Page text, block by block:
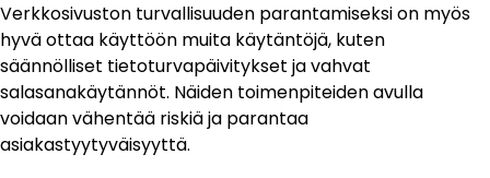
Verkkosivuston turvallisuuden parantamiseksi on myös
hyvä ottaa käyttöön muita käytäntöjä, kuten
säännölliset tietoturvapäivitykset ja vahvat
salasanakäytännöt. Näiden toimenpiteiden avulla
voidaan vähentää riskiä ja parantaa
asiakastyytyväisyyttä.